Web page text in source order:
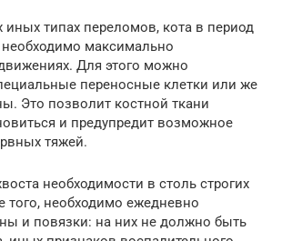
типах переломов, кота в период
максимально
Для этого можно
переносные клетки или же
Это позволит костной ткани
и предупредит возможное
тяжей.
необходимости в столь строгих
того, необходимо ежедневно
и повязки: на них не должно быть